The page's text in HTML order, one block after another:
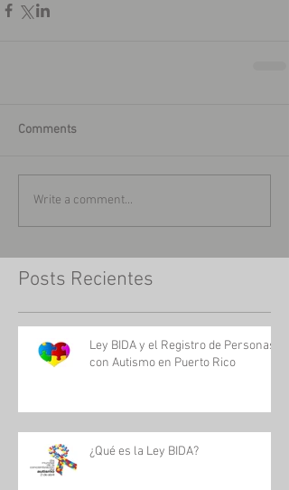
Comments
Write a comment...
Posts Recientes
Ley BIDA y el Registro de Personas
con Autismo en Puerto Rico
¿Qué es la Ley BIDA?